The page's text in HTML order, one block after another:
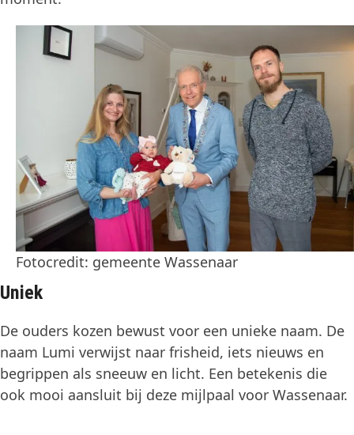
Fotocredit: gemeente Wassenaar
Uniek
De ouders kozen bewust voor een unieke naam. De
naam Lumi verwijst naar frisheid, iets nieuws en
begrippen als sneeuw en licht. Een betekenis die
ook mooi aansluit bij deze mijlpaal voor Wassenaar.